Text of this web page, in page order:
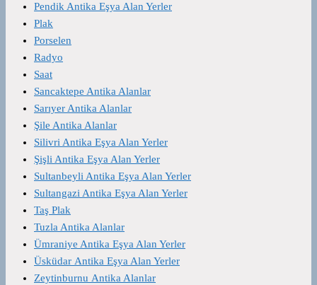
Pendik Antika Eşya Alan Yerler
Plak
Porselen
Radyo
Saat
Sancaktepe Antika Alanlar
Sarıyer Antika Alanlar
Şile Antika Alanlar
Silivri Antika Eşya Alan Yerler
Şişli Antika Eşya Alan Yerler
Sultanbeyli Antika Eşya Alan Yerler
Sultangazi Antika Eşya Alan Yerler
Taş Plak
Tuzla Antika Alanlar
Ümraniye Antika Eşya Alan Yerler
Üsküdar Antika Eşya Alan Yerler
Zeytinburnu Antika Alanlar